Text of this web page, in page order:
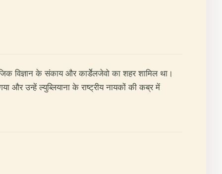
विज्ञान के संकाय और कार्डेेलजेवो का शहर शामिल था।
और उन्हें ल्युब्लियाना के राष्ट्रीय नायकों की कब्र में